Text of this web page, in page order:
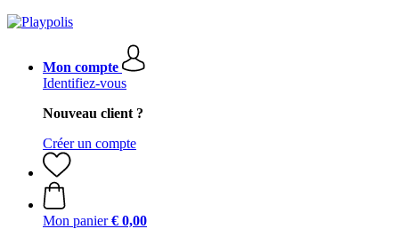
Mon compte
Identifiez-vous
Nouveau client ?
Créer un compte
Mon panier € 0,00